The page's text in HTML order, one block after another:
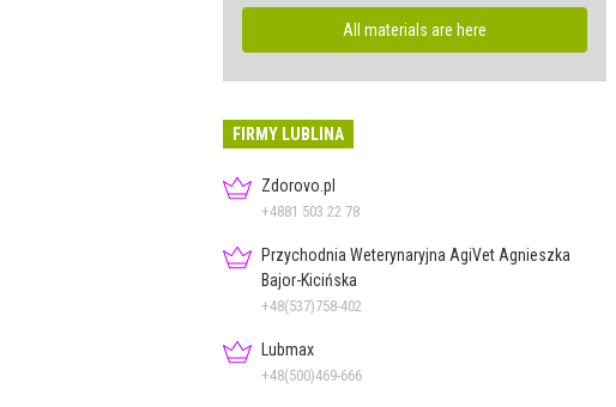
All materials are here
FIRMY LUBLINA
Zdorovo.pl
+4881 503 22 78
Przychodnia Weterynaryjna AgiVet Agnieszka
Bajor-Kicińska
+48(537)758-402
Lubmax
+48(500)469-666